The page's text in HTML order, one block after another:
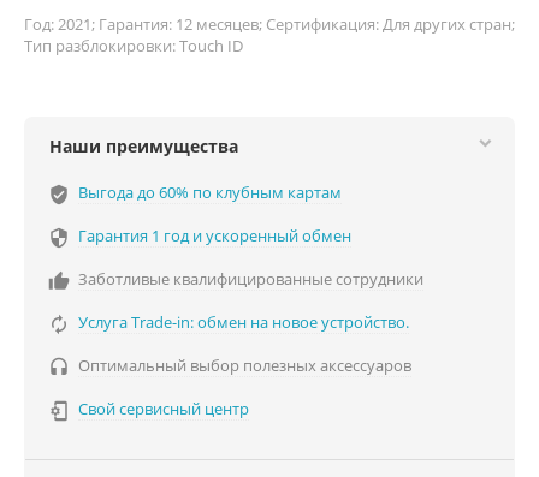
Год: 2021; Гарантия: 12 месяцев; Сертификация: Для других стран;
Тип разблокировки: Touch ID
Наши преимущества
verified_user Выгода до 60% по клубным картам
 Гарантия 1 год и ускоренный обмен
 Заботливые квалифицированные сотрудники
 Услуга Trade-in: обмен на новое устройство.
 Оптимальный выбор полезных аксессуаров
 Свой сервисный центр